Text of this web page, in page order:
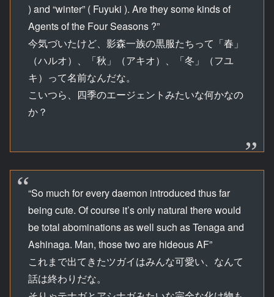
) and “winter” ( Fuyuki ). Are they some kinds of
Agents of the Four Seasons ?”
今気づいたけど、影森一族の黒服たちって「春」
（ハルオ）、「秋」（アキオ）、「冬」（フユ
キ）って名前なんだな。
こいつら、四季のエージェントみたいな何かなの
か？
“So much for every daemon introduced thus far
being cute. Of course it’s only natural there would
be total abominations as well such as Tenaga and
Ashinaga. Man, those two are hideous AF”
これまで出てきたツガイはみんな可愛い、なんて
話は終わりだな。